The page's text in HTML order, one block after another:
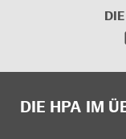
DIE HPA IM